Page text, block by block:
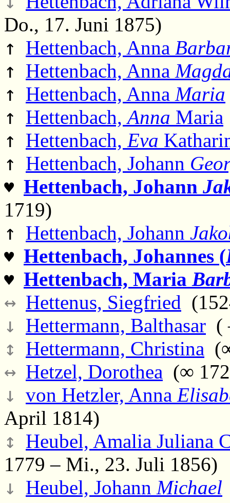
Do., 17. Juni 1875)
↑ Hettenbach, Anna
↑ Hettenbach, Anna
↑ Hettenbach, Anna Maria
↑ Hettenbach,Anna Maria
↑ Hettenbach, Eva
↑ Hettenbach, Johann
♥ Hettenbach, Johann
1719)
↑ Hettenbach, Johann
♥ Hettenbach, Johannes (
♥ Hettenbach, Maria
↔ Hettenus, Siegfried
↓ Hettermann, Balthasar (
↕ Hettermann, Christina
↔ Hetzel, Dorothea (∞
↓ von Hetzler, Anna
April 1814)
↕ Heubel, Amalia Juliana
1779 – Mi., 23. Juli 1856)
↓ Heubel, Johann Michael